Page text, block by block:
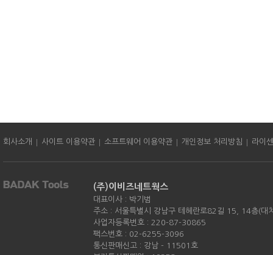
회사소개 | 사이트 이용약관 | 소프트웨어 이용약관 | 개인정보 처리방침 | 라이
(주)이비즈네트웍스
대표이사 : 박기범
주소 : 서울특별시 강남구 테헤란로82길 15, 14층(대
사업자등록번호 : 220-87-30865
팩스번호 : 02-6255-3096
통신판매신고 : 강남 - 11501호